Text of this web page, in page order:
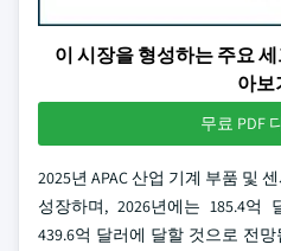
이 시장을 형성하는 주요
아보
무료 PDF
2025년 APAC 산업 기계 부품 및
성장하며, 2026년에는 185.4억
439.6억 달러에 달할 것으로 전